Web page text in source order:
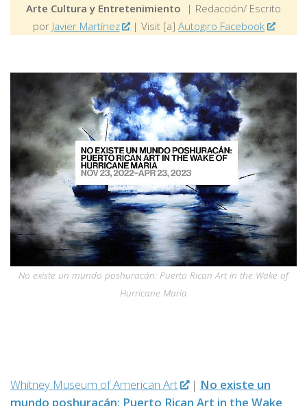
Arte Cultura y Entretenimiento | Redacción/ Escrito
por Javier Martínez | Visit [a] Autogiro Facebook
No existe un mundo poshuracán: Puerto Rican Art in the Wake of
Hurricane Maria
Whitney Museum of American Art | No existe un
mundo poshuracán: Puerto Rican Art in the Wake